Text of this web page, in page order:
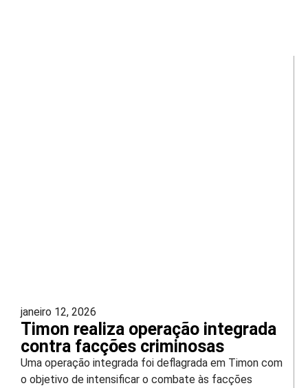
janeiro 12, 2026
Timon realiza operação integrada
contra facções criminosas
Uma operação integrada foi deflagrada em Timon com
o objetivo de intensificar o combate às facções